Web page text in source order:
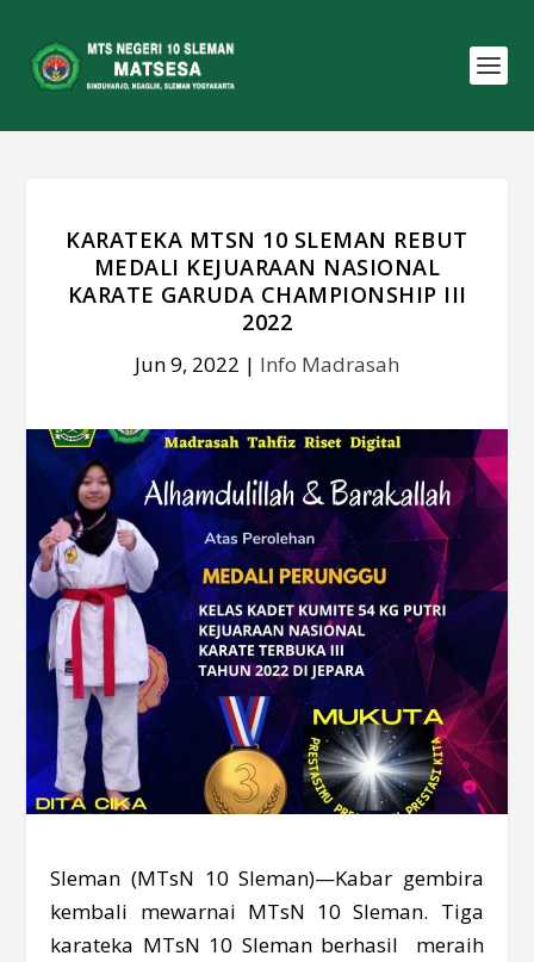
KARATEKA MTSN 10 SLEMAN REBUT
MEDALI KEJUARAAN NASIONAL
KARATE GARUDA CHAMPIONSHIP III
2022
Jun 9, 2022 | Info Madrasah
Sleman (MTsN 10 Sleman)—Kabar gembira
kembali mewarnai MTsN 10 Sleman. Tiga
karateka MTsN 10 Sleman berhasil meraih